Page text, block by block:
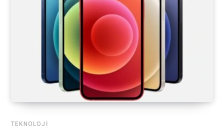
TEKNOLOJI